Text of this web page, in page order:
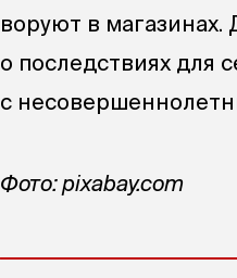
воруют в магазинах.
о последствиях для
с
Фото: pixabay.com